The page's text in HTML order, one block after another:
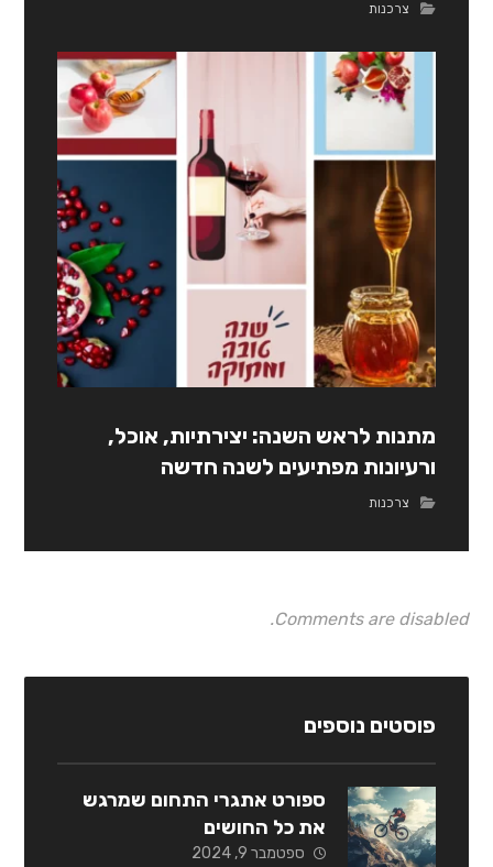
צרכנות
מתנות לראש השנה: יצירתיות, אוכל,
ורעיונות מפתיעים לשנה חדשה
צרכנות
Comments are disabled.
פוסטים נוספים
ספורט אתגרי התחום שמרגש
את כל החושים
ספטמבר 9, 2024